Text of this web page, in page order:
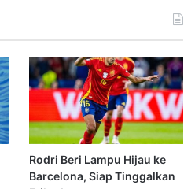
Rodri Beri Lampu Hijau ke
Barcelona, Siap Tinggalkan